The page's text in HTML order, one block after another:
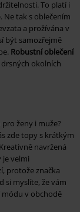
To platí i
Ne tak s oblečením
a prožívána v
být samozřejmě
Robustní oblečení
okolních
ženy i muže?
zde topy s krátkým
navržená
je velmi
protože značka
si myslíte, že vám
módu v obchodě